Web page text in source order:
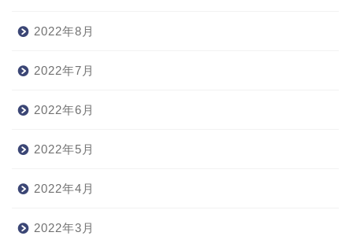
2022年8月
2022年7月
2022年6月
2022年5月
2022年4月
2022年3月